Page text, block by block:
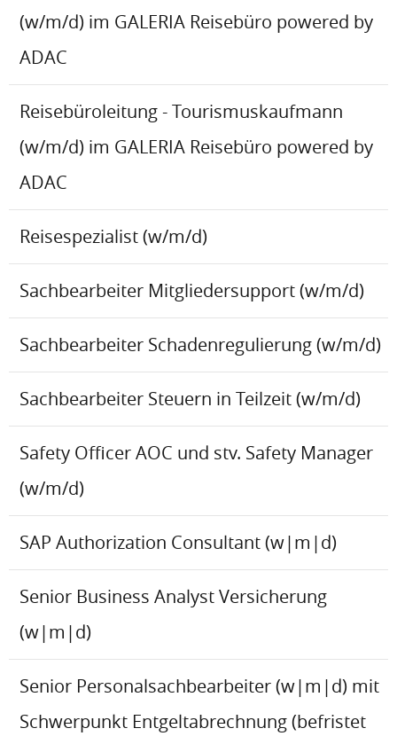
(w/m/d) im GALERIA Reisebüro powered by
ADAC
Reisebüroleitung - Tourismuskaufmann
(w/m/d) im GALERIA Reisebüro powered by
ADAC
Reisespezialist (w/m/d)
Sachbearbeiter Mitgliedersupport (w/m/d)
Sachbearbeiter Schadenregulierung (w/m/d)
Sachbearbeiter Steuern in Teilzeit (w/m/d)
Safety Officer AOC und stv. Safety Manager
(w/m/d)
SAP Authorization Consultant (w|m|d)
Senior Business Analyst Versicherung
(w|m|d)
Senior Personalsachbearbeiter (w|m|d) mit
Schwerpunkt Entgeltabrechnung (befristet